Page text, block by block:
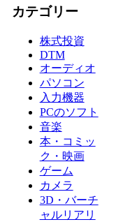
カテゴリー
株式投資
DTM
オーディオ
パソコン
入力機器
PCのソフト
音楽
本・コミッ
ク・映画
ゲーム
カメラ
3D・バーチ
ャルリアリ